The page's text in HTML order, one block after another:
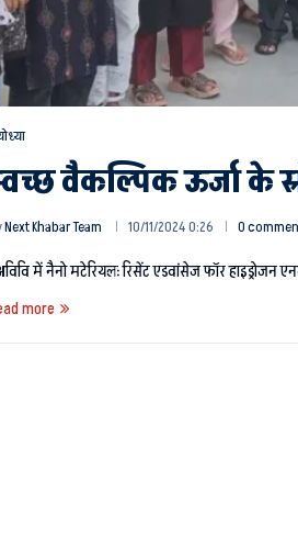
वैकल्पिक ऊर्जा के
Next Khabar Team 10/11/2024 0:26 0
में नैनो मटेरियलः रिसेंट एडवांसेज फॉर हाइड्रोजन
more